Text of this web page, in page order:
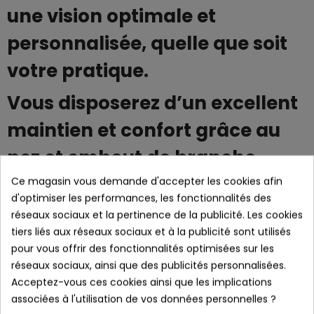
une vision optimale et
personnalisée, quelle que soit
votre pratique.
Vous disposerez d’un excellent
maintien et confort grâce au
nez et embout de branche
réglable et antiglisse en
rubber.
Enfin, pour les porteurs de
lunettes de vue, possibilité de
faire monter des verres
Ce magasin vous demande d'accepter les cookies afin
d'optimiser les performances, les fonctionnalités des
réseaux sociaux et la pertinence de la publicité. Les cookies
tiers liés aux réseaux sociaux et à la publicité sont utilisés
pour vous offrir des fonctionnalités optimisées sur les
réseaux sociaux, ainsi que des publicités personnalisées.
Acceptez-vous ces cookies ainsi que les implications
associées à l'utilisation de vos données personnelles ?